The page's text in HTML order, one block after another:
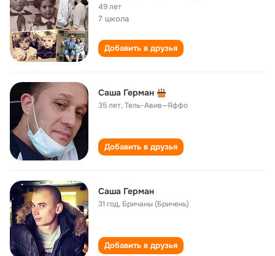
49 лет
7 школа
Добавить в друзья
Саша Герман
35 лет,Тель-Авив—Яффо
Добавить в друзья
Саша Герман
31 год, Бричаны (Бричень)
Добавить в друзья